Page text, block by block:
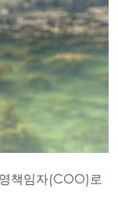
책임자(COO)로